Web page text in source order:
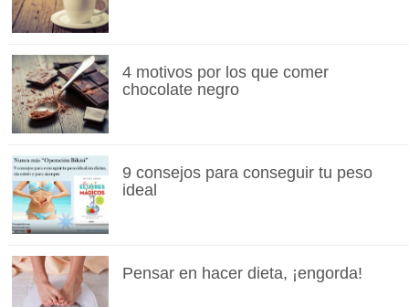
4 motivos por los que comer
chocolate negro
9 consejos para conseguir tu peso
ideal
Pensar en hacer dieta, ¡engorda!